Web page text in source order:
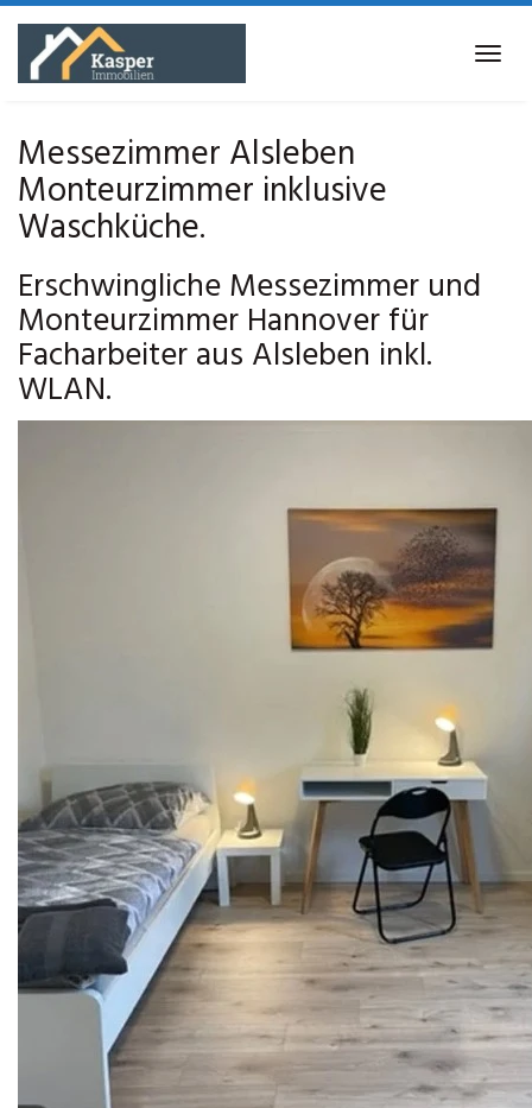
Skip
main
Messezimmer Alsleben
Monteurzimmer inklusive
Waschküche.
Erschwingliche Messezimmer und
Monteurzimmer Hannover für
Facharbeiter aus Alsleben inkl.
WLAN.